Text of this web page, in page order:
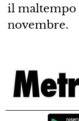
il maltempo
novembre.